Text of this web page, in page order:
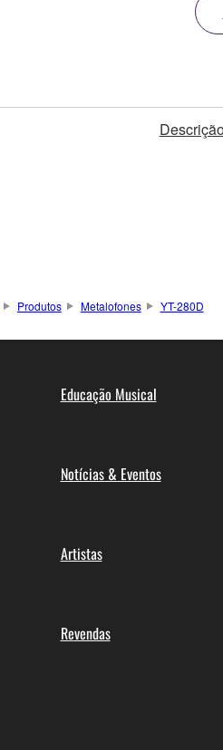
Produtos Metalofones YT-280D
Educação Musical
Notícias & Eventos
Artistas
Revendas